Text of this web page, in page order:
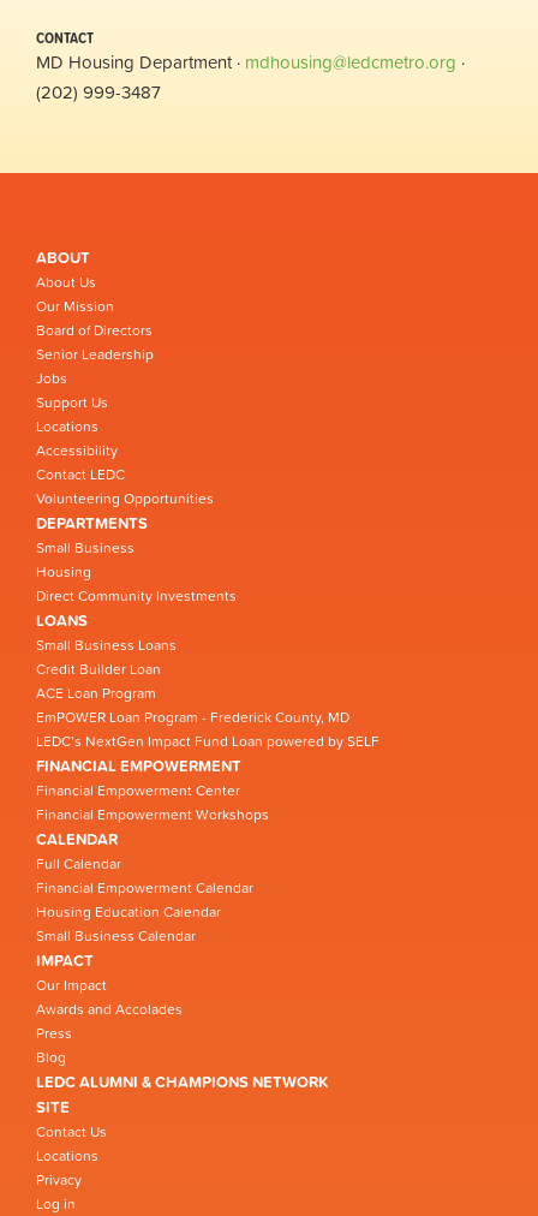
CONTACT
MD Housing Department · mdhousing@ledcmetro.org ·
(202) 999-3487
ABOUT
About Us
Our Mission
Board of Directors
Senior Leadership
Jobs
Support Us
Locations
Accessibility
Contact LEDC
Volunteering Opportunities
DEPARTMENTS
Small Business
Housing
Direct Community Investments
LOANS
Small Business Loans
Credit Builder Loan
ACE Loan Program
EmPOWER Loan Program - Frederick County, MD
LEDC’s NextGen Impact Fund Loan powered by SELF
FINANCIAL EMPOWERMENT
Financial Empowerment Center
Financial Empowerment Workshops
CALENDAR
Full Calendar
Financial Empowerment Calendar
Housing Education Calendar
Small Business Calendar
IMPACT
Our Impact
Awards and Accolades
Press
Blog
LEDC ALUMNI & CHAMPIONS NETWORK
SITE
Contact Us
Locations
Privacy
Log in